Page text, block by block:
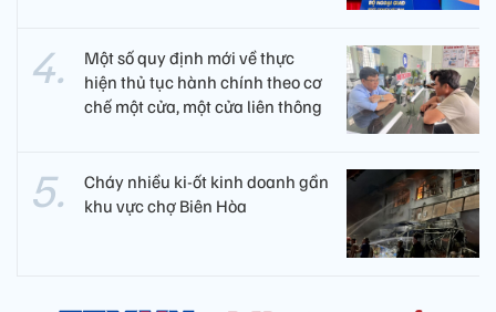
Một số quy định mới về thực
hiện thủ tục hành chính theo cơ
chế một cửa, một cửa liên thông
Cháy nhiều ki-ốt kinh doanh gần
khu vực chợ Biên Hòa